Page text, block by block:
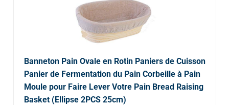
Banneton Pain Ovale en Rotin Paniers de Cuisson
Panier de Fermentation du Pain Corbeille à Pain
Moule pour Faire Lever Votre Pain Bread Raising
Basket (Ellipse 2PCS 25cm)